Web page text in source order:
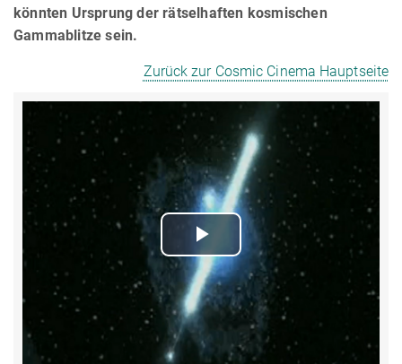
könnten Ursprung der rätselhaften kosmischen
Gammablitze sein.
Zurück zur Cosmic Cinema Hauptseite
Play
Video